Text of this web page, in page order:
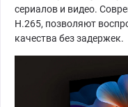
сериалов и видео.
H.265, позволяют
качества без задержек.